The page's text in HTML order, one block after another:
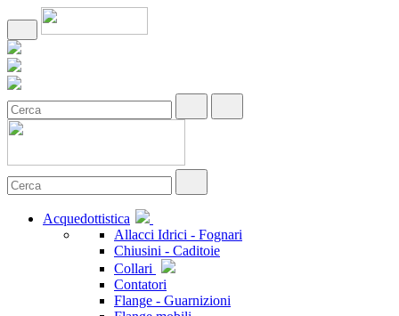
Acquedottistica
Allacci Idrici - Fognari
Chiusini - Caditoie
Collari
Contatori
Flange - Guarnizioni